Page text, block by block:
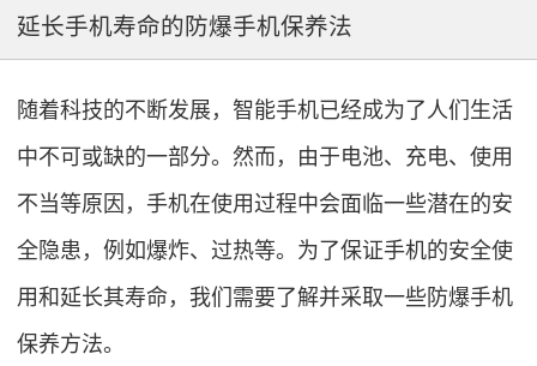
延长手机寿命的防爆手机保养法
随着科技的不断发展，智能手机已经成为了人们生活
中不可或缺的一部分。然而，由于电池、充电、使用
不当等原因，手机在使用过程中会面临一些潜在的安
全隐患，例如爆炸、过热等。为了保证手机的安全使
用和延长其寿命，我们需要了解并采取一些防爆手机
保养方法。